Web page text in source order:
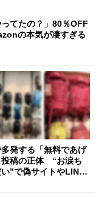
ってたの？」80％OFF
の本気が凄すぎる
発する「無料であげ
投稿の正体 “お涙ち
い”で偽サイトやLINE